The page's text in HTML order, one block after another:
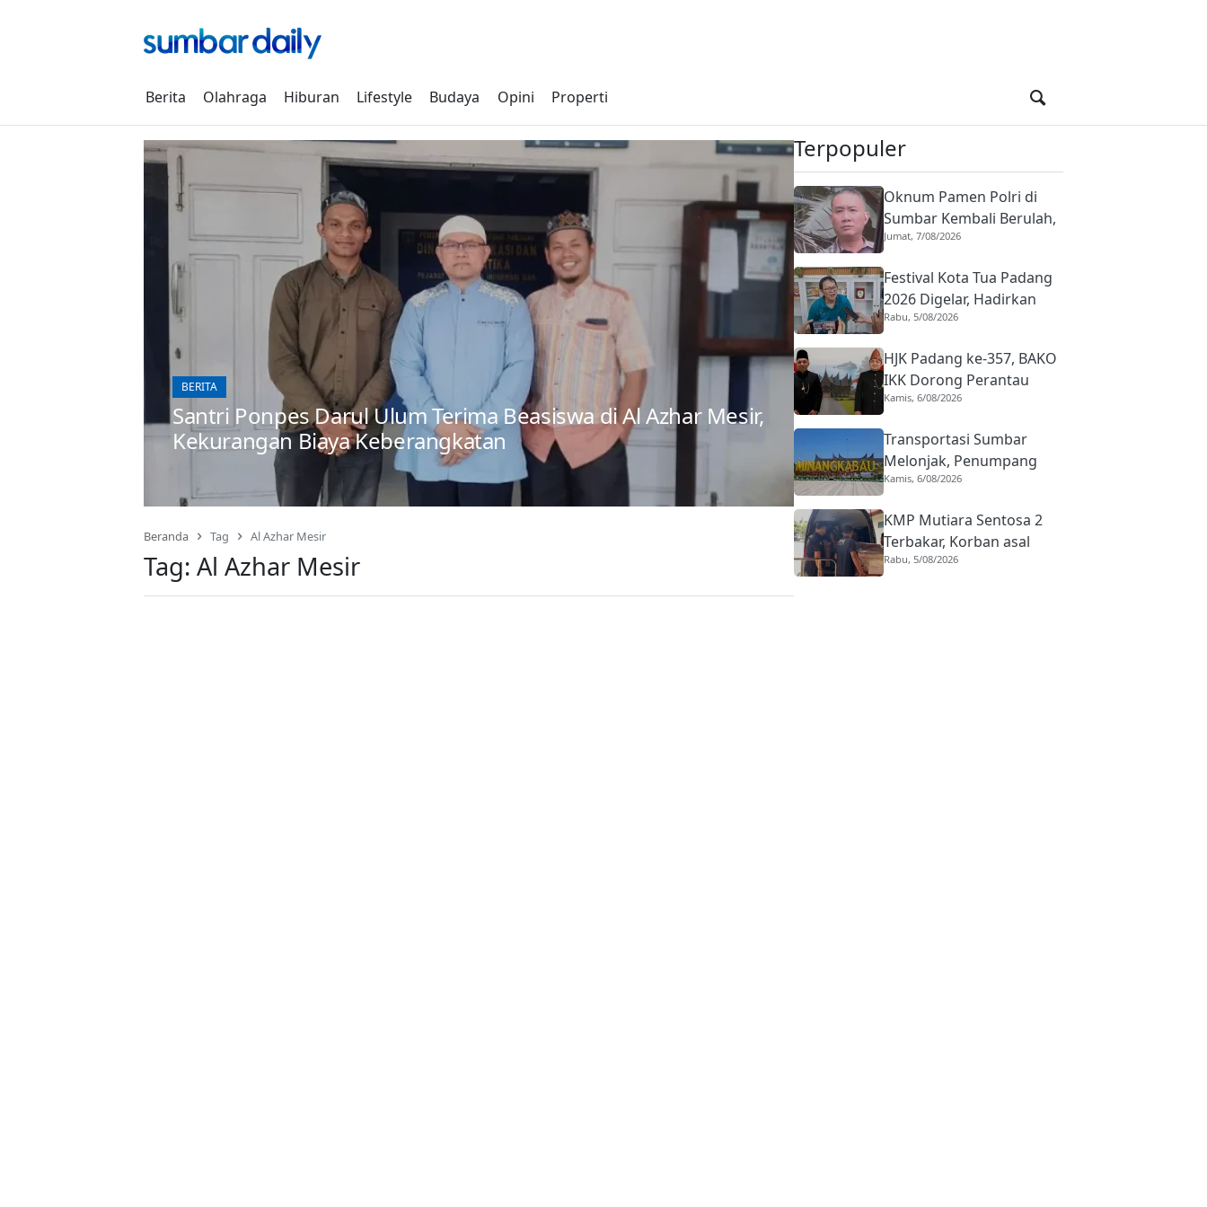
Berita Olahraga Hiburan Lifestyle Budaya Opini Properti
BERITA
Santri Ponpes Darul Ulum Terima Beasiswa di Al Azhar Mesir,
Kekurangan Biaya Keberangkatan
Beranda Tag Al Azhar Mesir
Tag: Al Azhar Mesir
Terpopuler
Oknum Pamen Polri di
Sumbar Kembali Berulah,
Dirreskrimum Diduga
dengan Seorang Sopir
Jumat, 7/08/2026
Festival Kota Tua Padang
2026 Digelar, Hadirkan
Peserta Barongsai dari
Rabu, 5/08/2026
HJK Padang ke-357, BAKO
IKK Dorong Perantau
Perkuat Budaya hingga
Kamis, 6/08/2026
Transportasi Sumbar
Melonjak, Penumpang
Pesawat Domestik dari
Persen
Kamis, 6/08/2026
KMP Mutiara Sentosa 2
Terbakar, Korban asal
Sumbar Rino Eka Putra
Rabu, 5/08/2026